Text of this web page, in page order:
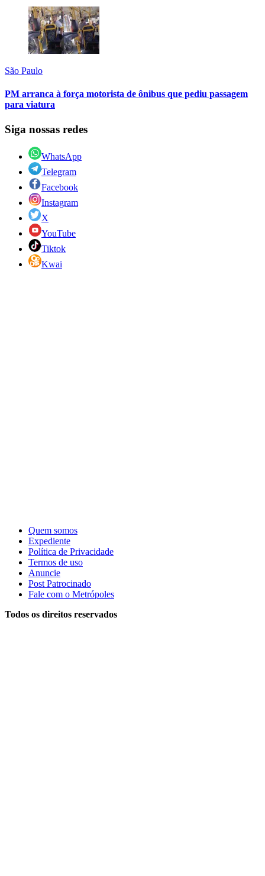
São Paulo
PM arranca à força motorista de ônibus que pediu passagem
para viatura
Siga nossas redes
WhatsApp
Telegram
Facebook
Instagram
X
YouTube
Tiktok
Kwai
Quem somos
Expediente
Política de Privacidade
Termos de uso
Anuncie
Post Patrocinado
Fale com o Metrópoles
Todos os direitos reservados